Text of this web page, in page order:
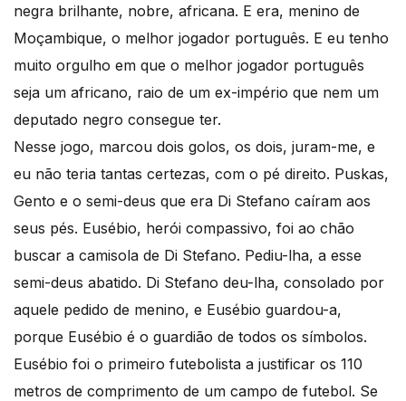
negra brilhante, nobre, africana. E era, menino de
Moçambique, o melhor jogador português. E eu tenho
muito orgulho em que o melhor jogador português
seja um africano, raio de um ex-império que nem um
deputado negro consegue ter.
Nesse jogo, marcou dois golos, os dois, juram-me, e
eu não teria tantas certezas, com o pé direito. Puskas,
Gento e o semi-deus que era Di Stefano caíram aos
seus pés. Eusébio, herói compassivo, foi ao chão
buscar a camisola de Di Stefano. Pediu-lha, a esse
semi-deus abatido. Di Stefano deu-lha, consolado por
aquele pedido de menino, e Eusébio guardou-a,
porque Eusébio é o guardião de todos os símbolos.
Eusébio foi o primeiro futebolista a justificar os 110
metros de comprimento de um campo de futebol. Se